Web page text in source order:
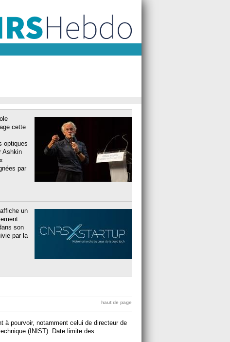
cette
optiques
Ashkin
par
un
son
par la
haut de page
à pourvoir, notamment celui de directeur de
(INIST). Date limite des